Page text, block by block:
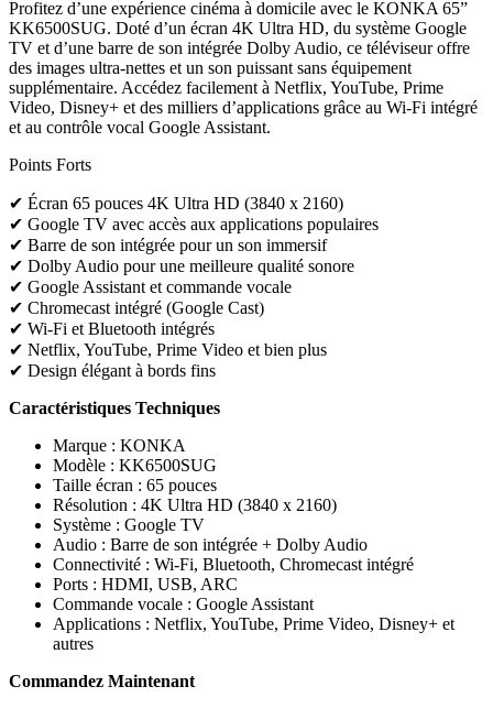
Profitez d’une expérience cinéma à domicile avec le KONKA 65”
KK6500SUG. Doté d’un écran 4K Ultra HD, du système Google
TV et d’une barre de son intégrée Dolby Audio, ce téléviseur offre
des images ultra-nettes et un son puissant sans équipement
supplémentaire. Accédez facilement à Netflix, YouTube, Prime
Video, Disney+ et des milliers d’applications grâce au Wi-Fi intégré
et au contrôle vocal Google Assistant.
Points Forts
✔ Écran 65 pouces 4K Ultra HD (3840 x 2160)
✔ Google TV avec accès aux applications populaires
✔ Barre de son intégrée pour un son immersif
✔ Dolby Audio pour une meilleure qualité sonore
✔ Google Assistant et commande vocale
✔ Chromecast intégré (Google Cast)
✔ Wi-Fi et Bluetooth intégrés
✔ Netflix, YouTube, Prime Video et bien plus
✔ Design élégant à bords fins
Caractéristiques Techniques
Marque : KONKA
Modèle : KK6500SUG
Taille écran : 65 pouces
Résolution : 4K Ultra HD (3840 x 2160)
Système : Google TV
Audio : Barre de son intégrée + Dolby Audio
Connectivité : Wi-Fi, Bluetooth, Chromecast intégré
Ports : HDMI, USB, ARC
Commande vocale : Google Assistant
Applications : Netflix, YouTube, Prime Video, Disney+ et
autres
Commandez Maintenant